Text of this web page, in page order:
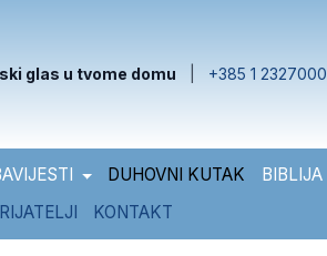
glas u tvome domu +385 1 2327000
DUHOVNI KUTAK
BIBLIJA
KONTAKT